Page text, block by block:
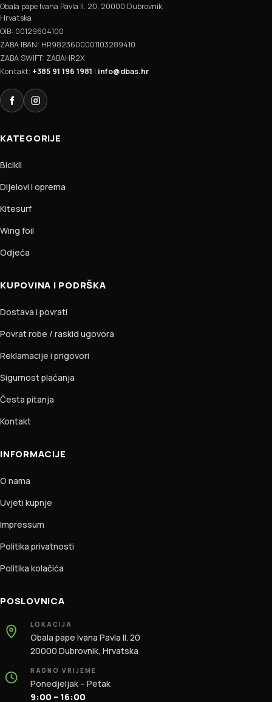
Obala pape Ivana Pavla II. 20, 20000 Dubrovnik,
Hrvatska
OIB: 00129604100
ZABA IBAN: HR9823600001103289410
ZABA SWIFT: ZABAHR2X
Kontakt: +385 91 196 1981 | info@dbas.hr
FacebookInstagram
KATEGORIJE
Bicikli
Dijelovi i oprema
Kitesurf
Wing foil
Odjeća
KUPOVINA I PODRŠKA
Dostava i povrati
Povrat robe / raskid ugovora
Reklamacije i prigovori
Sigurnost plaćanja
Česta pitanja
Kontakt
INFORMACIJE
O nama
Uvjeti kupnje
Impressum
Politika privatnosti
Politika kolačića
POSLOVNICA
LOKACIJA
Obala pape Ivana Pavla II. 20
20000 Dubrovnik, Hrvatska
RADNO VRIJEME
Ponedjeljak – Petak
9:00 – 16:00